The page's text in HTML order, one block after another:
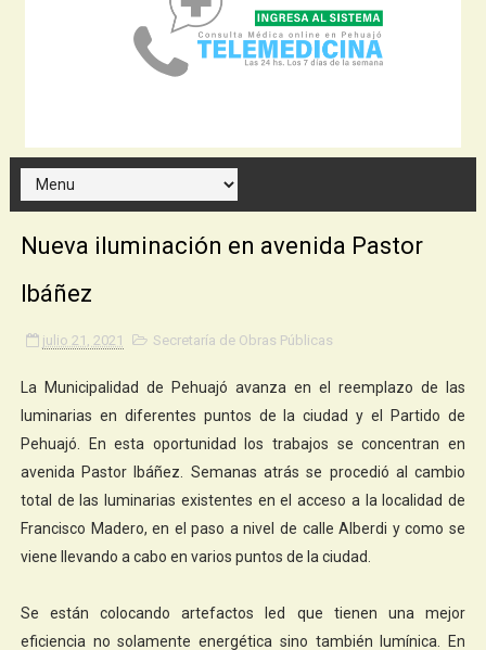
Nueva iluminación en avenida Pastor
Ibáñez
julio 21, 2021 Secretaría de Obras Públicas
La Municipalidad de Pehuajó avanza en el reemplazo de las
luminarias en diferentes puntos de la ciudad y el Partido de
Pehuajó. En esta oportunidad los trabajos se concentran en
avenida Pastor Ibáñez. Semanas atrás se procedió al cambio
total de las luminarias existentes en el acceso a la localidad de
Francisco Madero, en el paso a nivel de calle Alberdi y como se
viene llevando a cabo en varios puntos de la ciudad.
Se están colocando artefactos led que tienen una mejor
eficiencia no solamente energética sino también lumínica. En